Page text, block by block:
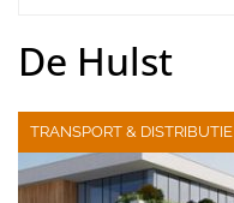
De Hulst
TRANSPORT & DISTRIBUTIE